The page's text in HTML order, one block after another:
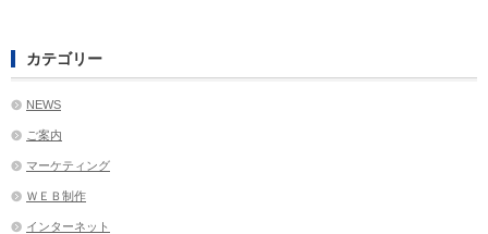
カテゴリー
NEWS
ご案内
マーケティング
ＷＥＢ制作
インターネット